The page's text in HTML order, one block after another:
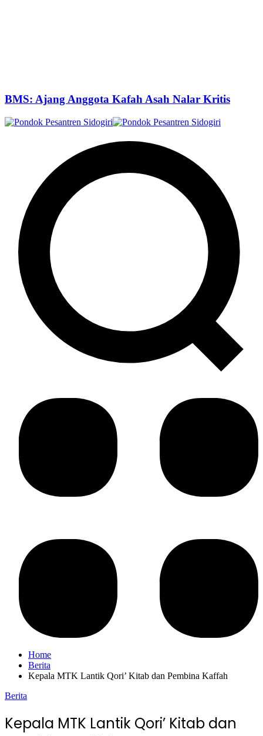
BMS: Ajang Anggota Kafah Asah Nalar Kritis
Home
Berita
Kepala MTK Lantik Qori’ Kitab dan Pembina Kaffah
Berita
Kepala MTK Lantik Qori’ Kitab dan